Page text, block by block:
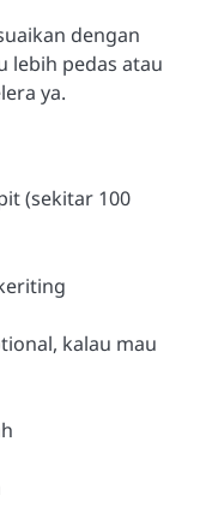
dengan
lebih pedas atau
ya.
(sekitar 100
kalau mau